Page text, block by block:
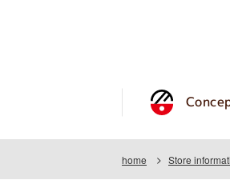
home Store